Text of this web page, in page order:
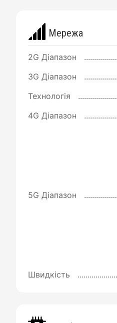
Мережа
2G Діапазон
3G Діапазон
Технологія
4G Діапазон
5G Діапазон
Швидкість